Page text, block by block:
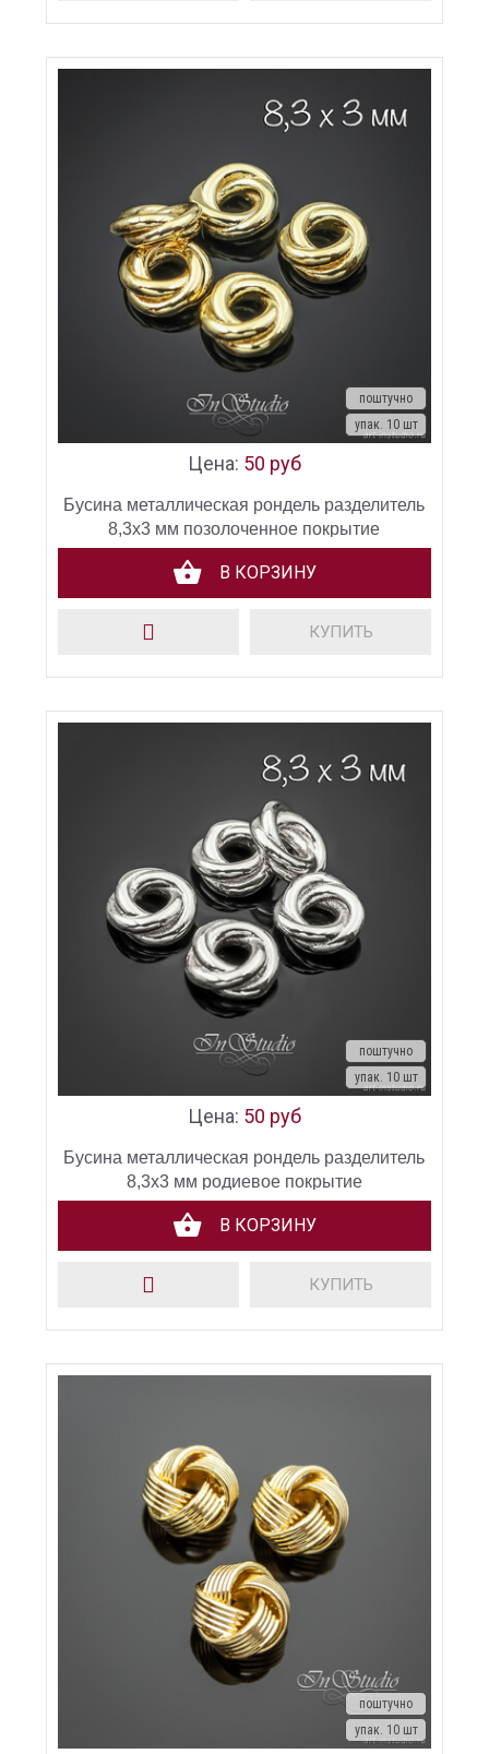
поштучно
упак. 10 шт
Цена: 50 руб
Бусина металлическая рондель разделитель
8,3х3 мм позолоченное покрытие
В КОРЗИНУ
КУПИТЬ
поштучно
упак. 10 шт
Цена: 50 руб
Бусина металлическая рондель разделитель
8,3х3 мм родиевое покрытие
В КОРЗИНУ
КУПИТЬ
поштучно
упак. 10 шт